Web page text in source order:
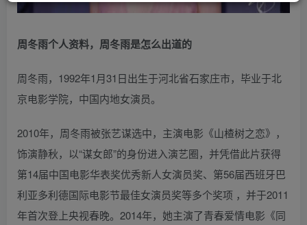
周冬雨个人资料，周冬雨是怎么出道的
周冬雨，1992年1月31日出生于河北省石家庄市，毕业于北
京电影学院，中国内地女演员。
2010年，周冬雨被张艺谋选中，主演电影《山楂树之恋》，
饰演静秋，以“谋女郎”的身份进入演艺圈，并凭借此片获得
第14届中国电影华表奖优秀新人女演员奖、第56届西班牙巴
利亚多利德国际电影节最佳女演员奖等多个奖项 ，并于2011
年首次登上央视春晚。2014年，她主演了青春爱情电影《同